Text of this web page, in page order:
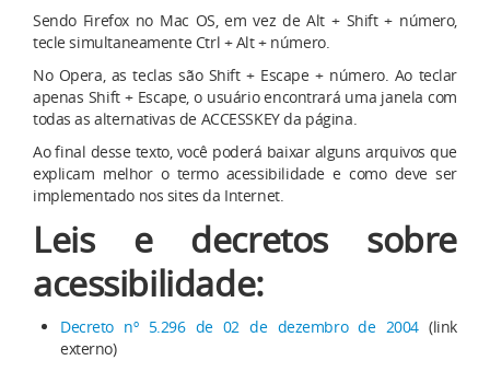
Sendo Firefox no Mac OS, em vez de Alt + Shift + número,
tecle simultaneamente Ctrl + Alt + número.
No Opera, as teclas são Shift + Escape + número. Ao teclar
apenas Shift + Escape, o usuário encontrará uma janela com
todas as alternativas de ACCESSKEY da página.
Ao final desse texto, você poderá baixar alguns arquivos que
explicam melhor o termo acessibilidade e como deve ser
implementado nos sites da Internet.
Leis e decretos sobre
acessibilidade:
Decreto nº 5.296 de 02 de dezembro de 2004(link
externo)